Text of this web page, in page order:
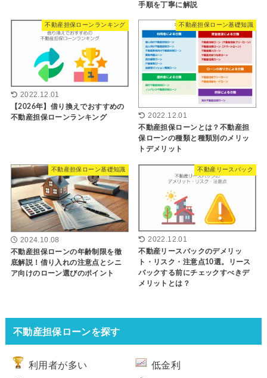
手順を丁寧に解説
不動産担保ローンランキング
2022.12.01
【2026年】借り換えでおすすめの
不動産担保ローンランキング
不動産担保ローン基礎知識
2022.12.01
不動産担保ローンとは？不動産担
保ローンの種類と種類別のメリッ
トデメリット
不動産担保ローン基礎知識
2024.10.08
不動産担保ローンの年齢制限を徹
底解説！借り入れの注意点とシニ
ア向けのローン選びのポイント
不動産リースバック
2022.12.01
不動産リースバックのデメリッ
ト・リスク・注意点10選。リース
バックする前にチェックすべきデ
メリットとは？
不動産担保ローンを探す
利用者が多い 低金利